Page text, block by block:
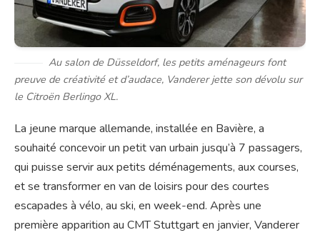
Au salon de Düsseldorf, les petits aménageurs font
preuve de créativité et d’audace, Vanderer jette son dévolu sur
le Citroën Berlingo XL.
La jeune marque allemande, installée en Bavière, a
souhaité concevoir un petit van urbain jusqu’à 7 passagers,
qui puisse servir aux petits déménagements, aux courses,
et se transformer en van de loisirs pour des courtes
escapades à vélo, au ski, en week-end. Après une
première apparition au CMT Stuttgart en janvier, Vanderer